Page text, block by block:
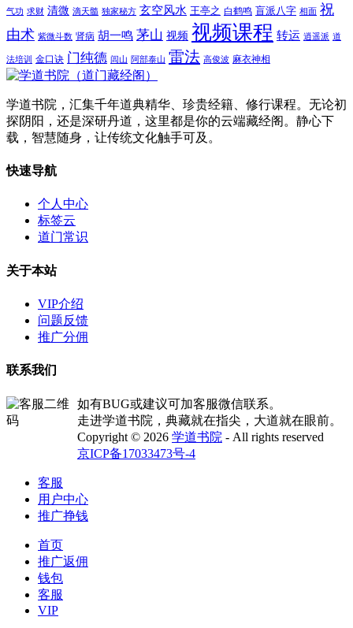
气功 求财 清微 滴天髓 独家秘方 玄空风水 王亭之 白鹤鸣 盲派八字 相面 祝
由术 紫微斗数 肾病 胡一鸣 茅山 视频 视频课程 转运 逍遥派 道
法培训 金口诀 门纯德 闾山 阿部泰山 雷法 高俊波 麻衣神相
学道书院，汇集千年道典精华、珍贵经籍、修行课程。无论初
探阴阳，还是深研丹道，这里都是你的云端藏经阁。静心下
载，智慧随身，让传统文化触手可及。
快速导航
个人中心
标签云
道门常识
关于本站
VIP介绍
问题反馈
推广分佣
联系我们
如有BUG或建议可加客服微信联系。
走进学道书院，典藏就在指尖，大道就在眼前。
Copyright © 2026 学道书院 - All rights reserved
京ICP备17033473号-4
客服
用户中心
推广挣钱
首页
推广返佣
钱包
客服
VIP